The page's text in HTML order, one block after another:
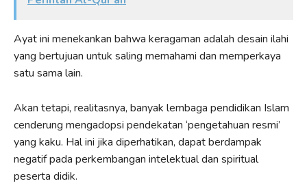
Ayat ini menekankan bahwa keragaman adalah desain ilahi
yang bertujuan untuk saling memahami dan memperkaya
satu sama lain.
Akan tetapi, realitasnya, banyak lembaga pendidikan Islam
cenderung mengadopsi pendekatan ‘pengetahuan resmi’
yang kaku. Hal ini jika diperhatikan, dapat berdampak
negatif pada perkembangan intelektual dan spiritual
peserta didik.